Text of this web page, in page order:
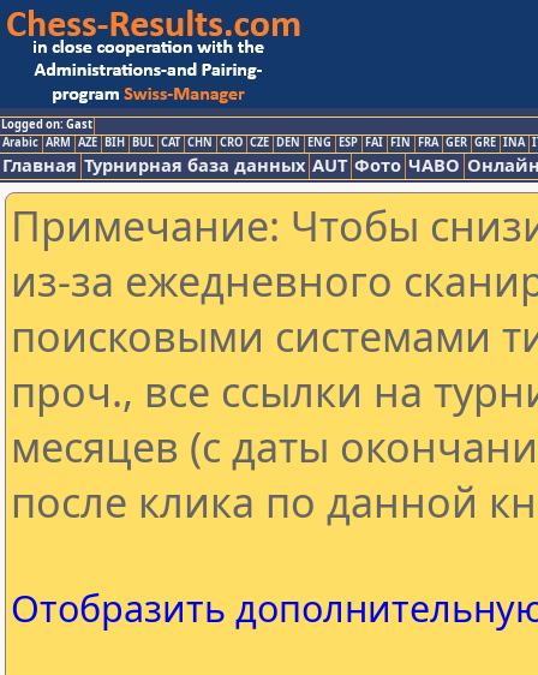
Logged on: Gast
Arabic ARM AZE BIH BUL CAT CHN CRO CZE DEN ENG ESP FAI FIN FRA GER GRE INA
Главная Турнирная база данных AUT Фото ЧАВО
Примечание: Чтобы
из-за ежедневного
поисковыми системами
проч., все ссылки на
месяцев (с даты
после клика по данной
Отобразить